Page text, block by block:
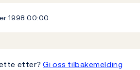
199800:00
etter?Gi oss tilbakemelding